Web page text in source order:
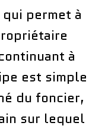
permet à
à
est simple
du foncier,
sur lequel